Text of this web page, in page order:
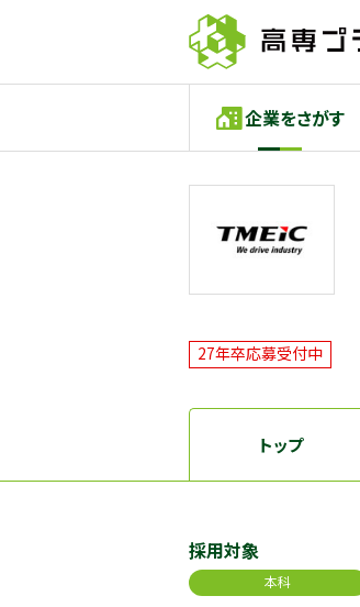
企業をさがす
27年卒応募受付中
トップ
採用対象
本科